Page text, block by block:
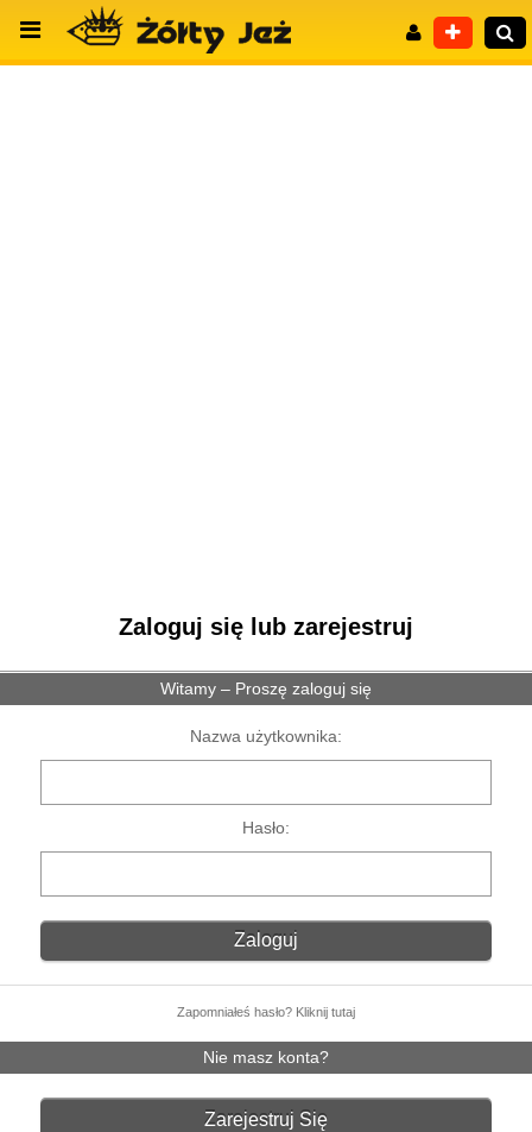
Zaloguj się lub zarejestruj
Witamy – Proszę zaloguj się
Nazwa użytkownika:
Hasło:
Zapomniałeś hasło? Kliknij tutaj
Nie masz konta?
Zarejestruj Się